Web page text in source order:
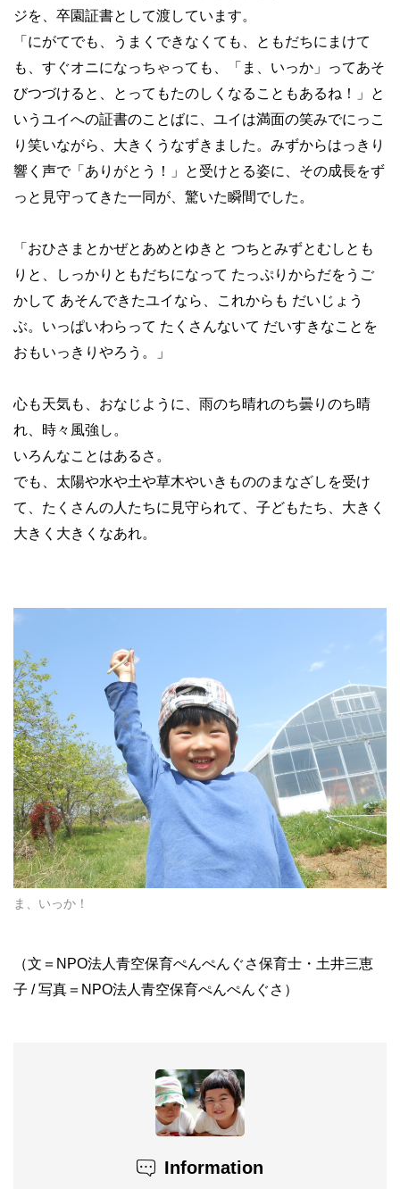
ジを、卒園証書として渡しています。
「にがてでも、うまくできなくても、ともだちにまけて
も、すぐオニになっちゃっても、「ま、いっか」ってあそ
びつづけると、とってもたのしくなることもあるね！」と
いうユイへの証書のことばに、ユイは満面の笑みでにっこ
り笑いながら、大きくうなずきました。みずからはっきり
響く声で「ありがとう！」と受けとる姿に、その成長をず
っと見守ってきた一同が、驚いた瞬間でした。
「おひさまとかぜとあめとゆきと つちとみずとむしとも
りと、しっかりともだちになって たっぷりからだをうご
かして あそんできたユイなら、これからも だいじょう
ぶ。いっぱいわらって たくさんないて だいすきなことを
おもいっきりやろう。」
心も天気も、おなじように、雨のち晴れのち曇りのち晴
れ、時々風強し。
いろんなことはあるさ。
でも、太陽や水や土や草木やいきもののまなざしを受け
て、たくさんの人たちに見守られて、子どもたち、大きく
大きく大きくなあれ。
ま、いっか！
（文＝ NPO法人青空保育ぺんぺんぐさ保育士・土井三恵
子 /写真＝ NPO法人青空保育ぺんぺんぐさ）
Information